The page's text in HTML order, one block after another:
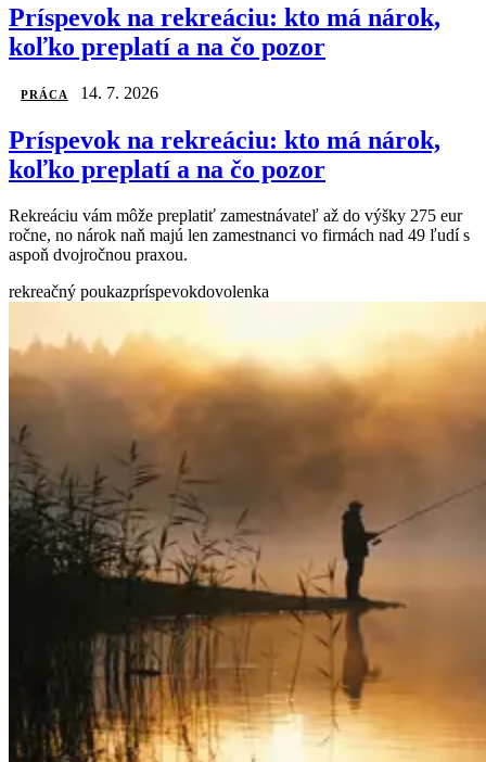
Príspevok na rekreáciu: kto má nárok,
koľko preplatí a na čo pozor
PRÁCA 14. 7. 2026
Príspevok na rekreáciu: kto má nárok,
koľko preplatí a na čo pozor
Rekreáciu vám môže preplatiť zamestnávateľ až do výšky 275 eur
ročne, no nárok naň majú len zamestnanci vo firmách nad 49 ľudí s
aspoň dvojročnou praxou.
rekreačný poukazpríspevokdovolenka